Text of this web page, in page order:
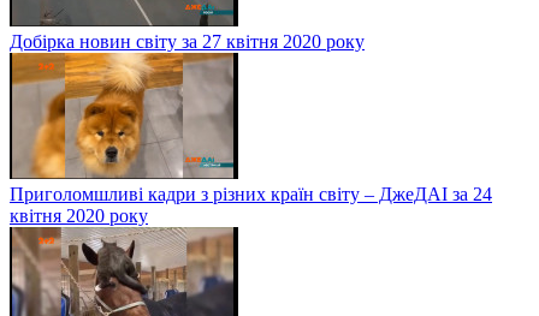
Добірка новин світу за 27 квітня 2020 року
Приголомшливі кадри з різних країн світу – ДжеДАІ за 24
квітня 2020 року